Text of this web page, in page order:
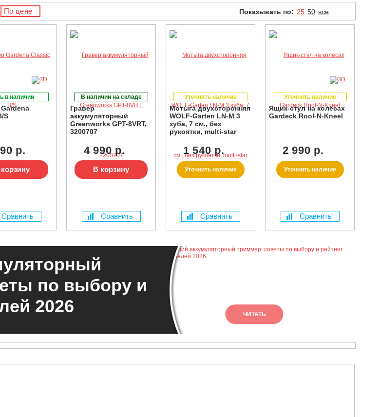
По цене Показывать по: 25 50 все
в наличии
S
р.
Сравнить
В наличии на складе
Гравер
аккумуляторный
Greenworks GPT-8VRT,
3200707
4 990 р.
В корзину
Сравнить
Уточнять наличие
Мотыга двухсторонняя
WOLF-Garten LN-M 3
зуба, 7 см., без
рукоятки, multi-star
1 540 р.
Уточнить наличие
Сравнить
Уточнять наличие
Ящик-стул на колёсах
Gardeck Rool-N-Kneel
2 990 р.
Уточнить наличие
Сравнить
по выбору и
2026
ЧИТАТЬ